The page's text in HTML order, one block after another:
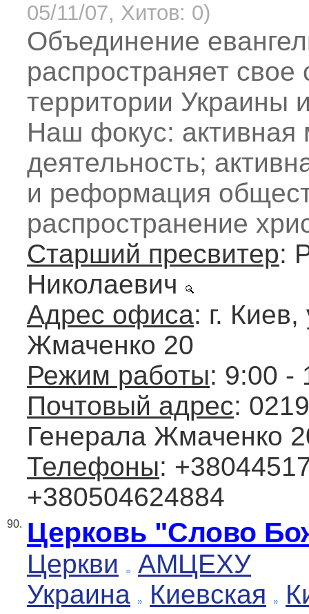
05/11/07, Хитов: 0)
Объединение
распространяет
территории Украины
Наш фокус: активная
деятельность;
и реформация
распространение
Старший пресвитер:
Николаевич
Адрес офиса: г.
Жмаченко 20
Режим работы: 9:00 -
Почтовый адрес:
Генерала Жмаченко
Телефоны:
+380504624884
90. Церковь "Слово
Церкви
АМЦЕХУ
Украина
Киевская